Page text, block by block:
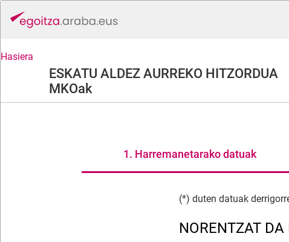
Hasiera
ESKATU ALDEZ AURREKO HITZORDUA
MKOak
1. Harremanetarako datuak
(*) duten datuak
NORENTZAT